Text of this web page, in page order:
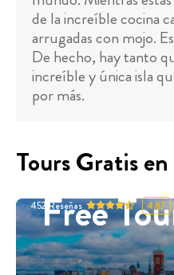
de la increíble cocina
arrugadas con mojo.
De hecho, hay tanto
increíble y única isla
por más.
Tours Gratis
Free
452 Reseñas 4.87